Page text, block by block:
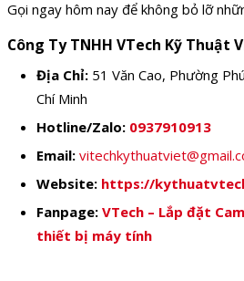
Gọi ngay hôm nay để không bỏ lỡ
Công Ty TNHH VTech Kỹ Thuật
Địa Chỉ: 51 Văn Cao, Phường
Chí Minh
Hotline/Zalo: 0937910913
Email:
Website: https://
Fanpage: VTech – Lắp đặt
thiết bị máy tính